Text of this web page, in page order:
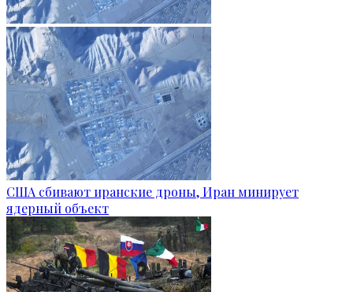
США сбивают иранские дроны, Иран минирует
ядерный объект